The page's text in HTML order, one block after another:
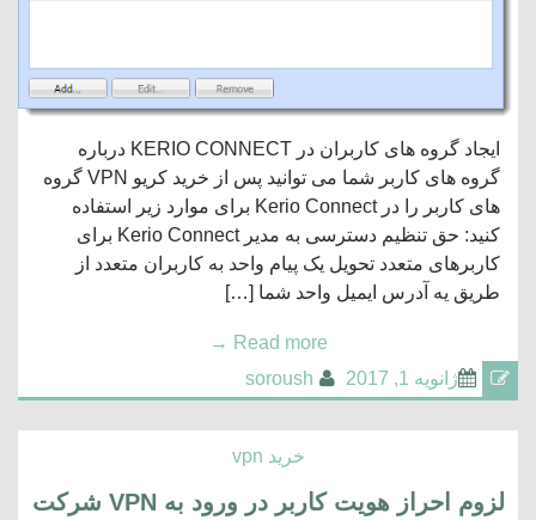
ایجاد گروه های کاربران در KERIO CONNECT درباره
گروه های کاربر شما می توانید پس از خرید کریو VPN گروه
های کاربر را در Kerio Connect برای موارد زیر استفاده
کنید: حق تنظیم دسترسی به مدیر Kerio Connect برای
کاربرهای متعدد تحویل یک پیام واحد به کاربران متعدد از
طریق یه آدرس ایمیل واحد شما […]
Read more
→
ژانویه 1, 2017
soroush
خرید vpn
لزوم احراز هویت کاربر در ورود به VPN شرکت